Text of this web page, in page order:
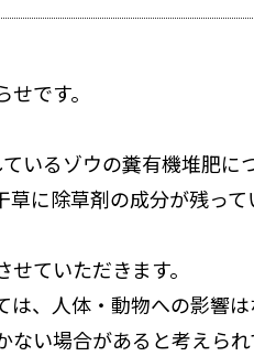
です。
いるゾウの糞有機堆肥に
草に除草剤の成分が残っ
ていただきます。
、人体・動物への影響は
い場合があると考えられ